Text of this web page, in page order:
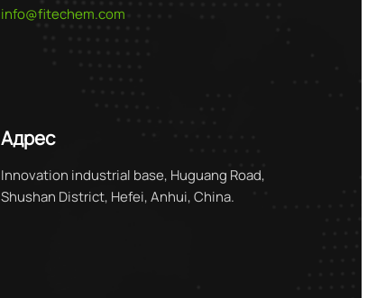
info@fitechem.com
Адрес
Innovation industrial base, Huguang Road,
Shushan District, Hefei, Anhui, China.